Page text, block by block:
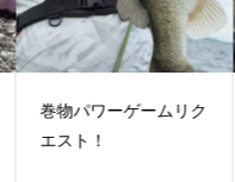
巻物パワーゲームリク
エスト！